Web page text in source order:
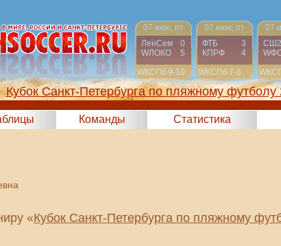
07 июн, пт
ЛенСем
0
WЛОКО
5
WКСПб9-10
07 июн, пт
ФТБ
3
КПРФ
4
WКСПб7-8
07
Кубок Санкт-Петербурга по пляжному
Команды Статистика
«Кубок Санкт-Петербурга по пляжному